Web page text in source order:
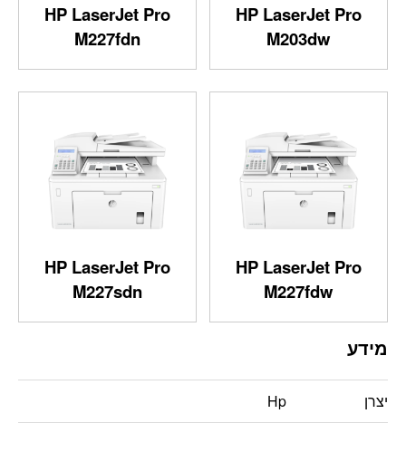
HP LaserJet Pro
M203dw
HP LaserJet Pro
M227fdn
HP LaserJet Pro
M227fdw
HP LaserJet Pro
M227sdn
מידע
יצרן Hp